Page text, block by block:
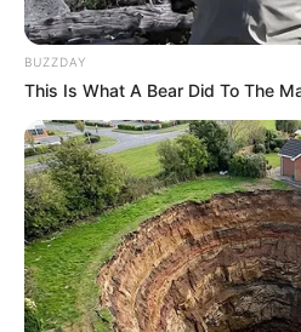
Elo7
BUZZDAY
This Is What A Bear Did To The